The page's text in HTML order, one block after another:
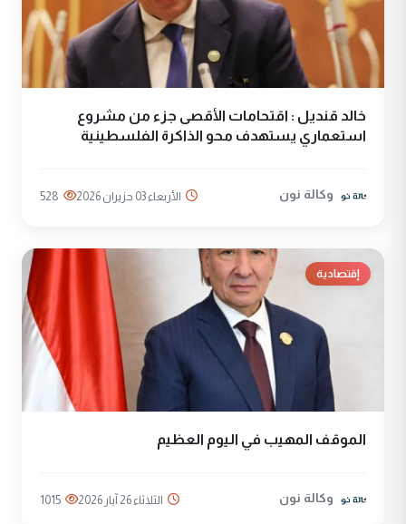
خالد قنديل : اقتحامات الأقصى جزء من مشروع
استعماري يستهدف محو الذاكرة الفلسطينية
وكالة نون الأربعاء 03 حزيران 2026 528
إقتصادية
الموقف المهيب في اليوم العظيم
وكالة نون الثلاثاء 26 آيار 2026 1015